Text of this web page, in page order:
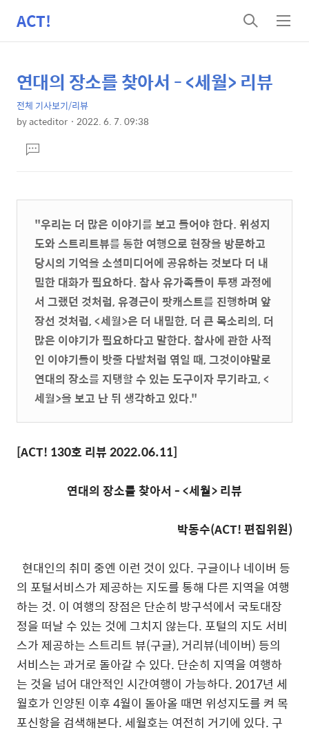
ACT!
검
색
메
뉴
상
세
컨
텐
츠
본
문
제
목
연대의 장소를 찾아서 - <세월> 리뷰
전체 기사보기/리뷰
byacteditor 2022. 6. 7. 09:38
문댓
글
"우리는 더 많은 이야기를 보고 들어야 한다. 위성지
도와 스트리트뷰를 통한 여행으로 현장을 방문하고
당시의 기억을 소셜미디어에 공유하는 것보다 더 내
밀한 대화가 필요하다. 참사 유가족들이 투쟁 과정에
서 그랬던 것처럼, 유경근이 팟캐스트를 진행하며 앞
장선 것처럼, <세월>은 더 내밀한, 더 큰 목소리의, 더
많은 이야기가 필요하다고 말한다. 참사에 관한 사적
인 이야기들이 밧줄 다발처럼 엮일 때, 그것이야말로
연대의 장소를 지탱할 수 있는 도구이자 무기라고, <
세월>을 보고 난 뒤 생각하고 있다."
[ACT! 130호 리뷰2022.06.11]
연대의 장소를 찾아서 - <세월> 리뷰
박동수(ACT!편집위원)
현대인의 취미 중엔 이런 것이 있다. 구글이나 네이버 등
의 포털서비스가 제공하는 지도를 통해 다른 지역을 여행
하는 것. 이 여행의 장점은 단순히 방구석에서 국토대장
정을 떠날 수 있는 것에 그치지 않는다. 포털의 지도 서비
스가 제공하는 스트리트 뷰(구글),거리뷰(네이버) 등의
서비스는 과거로 돌아갈 수 있다. 단순히 지역을 여행하
는 것을 넘어 대안적인 시간여행이 가능하다. 2017년 세
월호가 인양된 이후4월이 돌아올 때면 위성지도를 켜 목
포신항을 검색해본다. 세월호는 여전히 거기에 있다. 구